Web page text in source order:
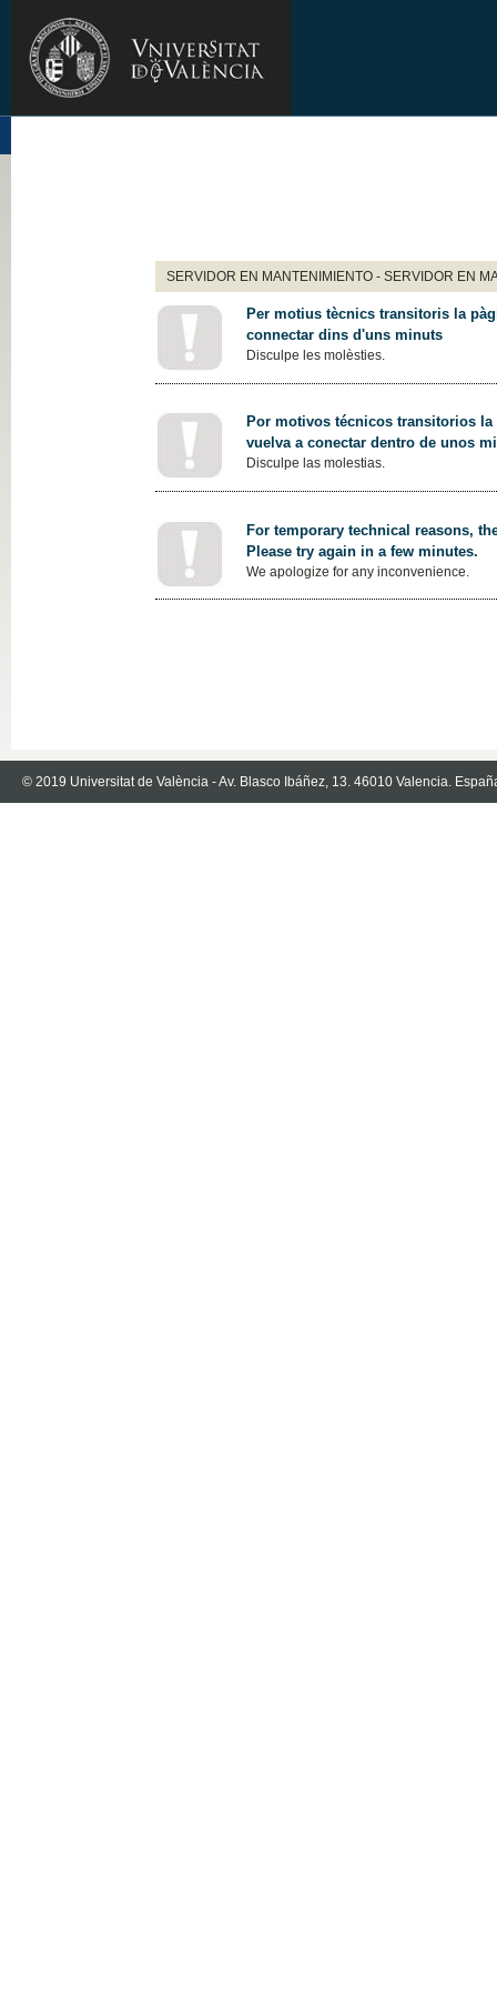
SERVIDOR EN MANTENIMIENTO - SERVIDOR EN
Per motius tècnics transitoris la
connectar dins d'uns minuts
Disculpe les molèsties.
Por motivos técnicos transitorios
vuelva a conectar dentro de unos
Disculpe las molestias.
For temporary technical reasons,
Please try again in a few minutes.
We apologize for any inconvenience.
© 2019 Universitat de València - Av. Blasco Ibáñez, 13. 46010 Valencia.